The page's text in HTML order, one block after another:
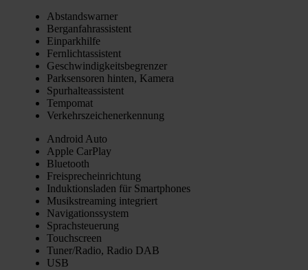
Abstands­war­ner
Berg­an­fahr­as­sis­tent
Ein­park­hil­fe
Fern­licht­as­sis­tent
Geschwin­dig­keits­be­gren­zer
Park­sen­so­ren hin­ten, Kame­ra
Spur­hal­te­as­sis­tent
Tem­po­mat
Ver­kehrs­zei­chen­er­ken­nung
Android Auto
Apple Car­Play
Blue­tooth
Frei­sprech­ein­rich­tung
Induk­ti­ons­la­den für Smart­phones
Musik­strea­ming inte­griert
Navi­ga­ti­ons­sys­tem
Sprach­steue­rung
Touch­screen
Tuner/Radio, Radio DAB
USB